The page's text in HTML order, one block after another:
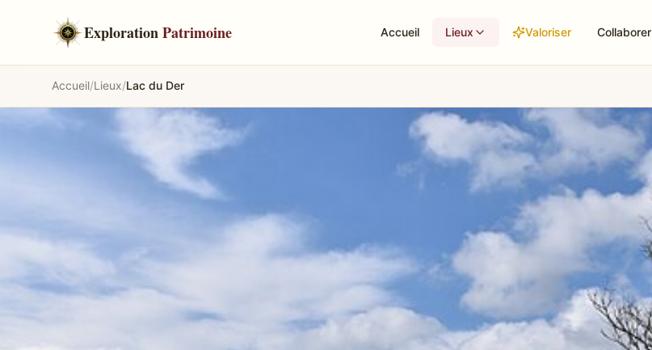
ExplorationPatrimoine Accueil Lieux Valoriser Collaborer
Accueil/Lieux/Lac du Der